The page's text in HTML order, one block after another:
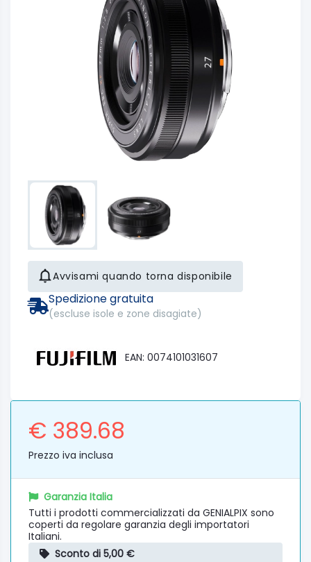
Avvisami quando torna disponibile
Spedizione gratuita
(escluse isole e zone disagiate)
EAN: 0074101031607
€ 389.68
Prezzo iva inclusa
Garanzia Italia
Tutti i prodotti commercializzati da GENIALPIX sono
coperti da regolare garanzia degli importatori
Italiani.
Sconto di 5,00 €